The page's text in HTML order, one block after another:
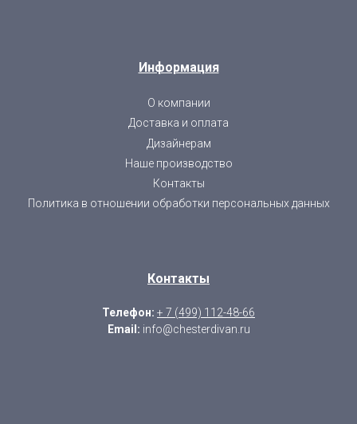
Информация
О компании
Доставка и оплата
Дизайнерам
Наше производство
Контакты
Политика в отношении обработки персональных данных
Контакты
Телефон: + 7 (499) 112-48-66
Email: info@chesterdivan.ru